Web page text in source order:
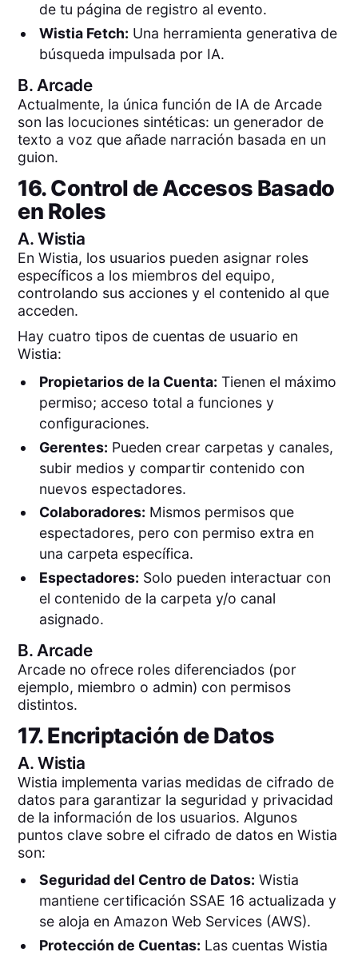
de tu página de registro al evento.
Wistia Fetch: Una herramienta generativa de
búsqueda impulsada por IA.
B.Arcade
Actualmente, la única función de IA de Arcade
son las locuciones sintéticas: un generador de
texto a voz que añade narración basada en un
guion.
16. Control de Accesos Basado
en Roles
A.Wistia
En Wistia, los usuarios pueden asignar roles
específicos a los miembros del equipo,
controlando sus acciones y el contenido al que
acceden.
Hay cuatro tipos de cuentas de usuario en
Wistia:
Propietarios de la Cuenta: Tienen el máximo
permiso; acceso total a funciones y
configuraciones.
Gerentes: Pueden crear carpetas y canales,
subir medios y compartir contenido con
nuevos espectadores.
Colaboradores: Mismos permisos que
espectadores, pero con permiso extra en
una carpeta específica.
Espectadores: Solo pueden interactuar con
el contenido de la carpeta y/o canal
asignado.
B.Arcade
Arcade no ofrece roles diferenciados (por
ejemplo, miembro o admin) con permisos
distintos.
17. Encriptación de Datos
A.Wistia
Wistia implementa varias medidas de cifrado de
datos para garantizar la seguridad y privacidad
de la información de los usuarios. Algunos
puntos clave sobre el cifrado de datos en Wistia
son:
Seguridad del Centro de Datos: Wistia
mantiene certificación SSAE 16 actualizada y
se aloja en Amazon Web Services (AWS).
Protección de Cuentas: Las cuentas Wistia